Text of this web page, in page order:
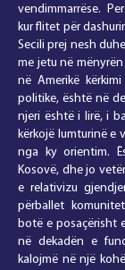
vendimmarrëse.
kur flitet për
Secili prej nesh
me jetu në
në Amerikë
politike, është në
njeri është i lirë, i
kërkojë lumturinë e
nga ky orientim.
Kosovë, dhe jo
e relativizu
përballet
botë e posaçërisht
në dekadën e
kalojmë në një